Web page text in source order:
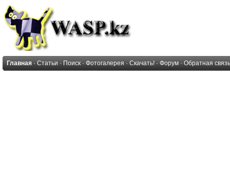
Главная · Статьи · Поиск · Фотогалерея · Скачать! · Форум · Обратная связь